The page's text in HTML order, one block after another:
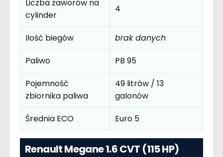
Liczba zaworów na
cylinder
4
Ilość biegów
brak danych
Paliwo
PB 95
Pojemność
zbiornika paliwa
49 litrów / 13
galonów
Średnia ECO
Euro 5
Renault Megane 1.6 CVT (115 HP)